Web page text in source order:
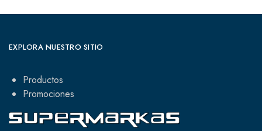
EXPLORA NUESTRO SITIO
Productos
Promociones